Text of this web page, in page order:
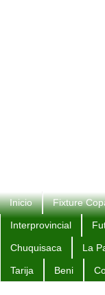
Inicio Fixture
Interprovincial
Chuquisaca La
Tarija Beni